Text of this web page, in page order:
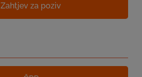
Zahtjev za poziv